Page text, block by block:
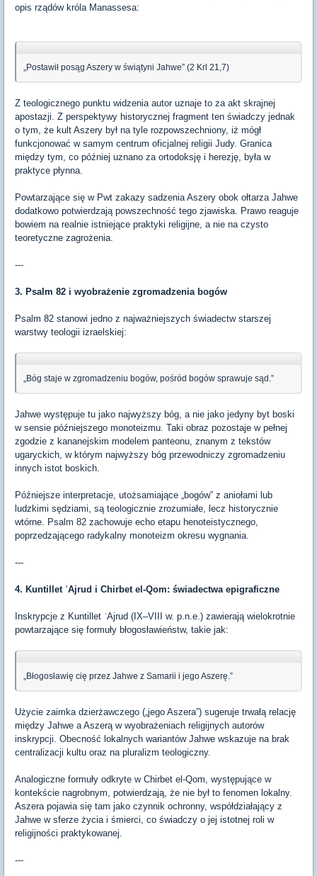
opis rządów króla Manassesa:
„Postawił posąg Aszery w świątyni Jahwe” (2 Krl 21,7)
Z teologicznego punktu widzenia autor uznaje to za akt skrajnej
apostazji. Z perspektywy historycznej fragment ten świadczy jednak
o tym, że kult Aszery był na tyle rozpowszechniony, iż mógł
funkcjonować w samym centrum oficjalnej religii Judy. Granica
między tym, co później uznano za ortodoksję i herezję, była w
praktyce płynna.
Powtarzające się w Pwt zakazy sadzenia Aszery obok ołtarza Jahwe
dodatkowo potwierdzają powszechność tego zjawiska. Prawo reaguje
bowiem na realnie istniejące praktyki religijne, a nie na czysto
teoretyczne zagrożenia.
---
3. Psalm 82 i wyobrażenie zgromadzenia bogów
Psalm 82 stanowi jedno z najważniejszych świadectw starszej
warstwy teologii izraelskiej:
„Bóg staje w zgromadzeniu bogów, pośród bogów sprawuje sąd.”
Jahwe występuje tu jako najwyższy bóg, a nie jako jedyny byt boski
w sensie późniejszego monoteizmu. Taki obraz pozostaje w pełnej
zgodzie z kananejskim modelem panteonu, znanym z tekstów
ugaryckich, w którym najwyższy bóg przewodniczy zgromadzeniu
innych istot boskich.
Późniejsze interpretacje, utożsamiające „bogów” z aniołami lub
ludzkimi sędziami, są teologicznie zrozumiałe, lecz historycznie
wtórne. Psalm 82 zachowuje echo etapu henoteistycznego,
poprzedzającego radykalny monoteizm okresu wygnania.
---
4. Kuntillet ʿAjrud i Chirbet el-Qom: świadectwa epigraficzne
Inskrypcje z Kuntillet ʿAjrud (IX–VIII w. p.n.e.) zawierają wielokrotnie
powtarzające się formuły błogosławieństw, takie jak:
„Błogosławię cię przez Jahwe z Samarii i jego Aszerę.”
Użycie zaimka dzierżawczego („jego Aszera”) sugeruje trwałą relację
między Jahwe a Aszerą w wyobrażeniach religijnych autorów
inskrypcji. Obecność lokalnych wariantów Jahwe wskazuje na brak
centralizacji kultu oraz na pluralizm teologiczny.
Analogiczne formuły odkryte w Chirbet el-Qom, występujące w
kontekście nagrobnym, potwierdzają, że nie był to fenomen lokalny.
Aszera pojawia się tam jako czynnik ochronny, współdziałający z
Jahwe w sferze życia i śmierci, co świadczy o jej istotnej roli w
religijności praktykowanej.
---